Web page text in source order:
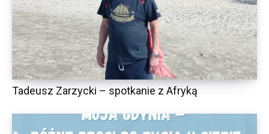
Tadeusz Zarzycki – spotkanie z Afryką